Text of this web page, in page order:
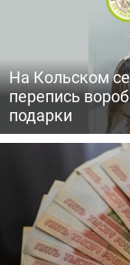
На Кольском
перепись
подарки